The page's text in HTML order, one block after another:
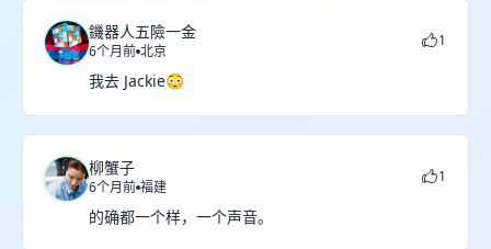
鐖器人五險一金
6个月前 北京
1
我去 Jackie😳
柳蟹子
6个月前 福建
1
的确都一个样，一个声音。